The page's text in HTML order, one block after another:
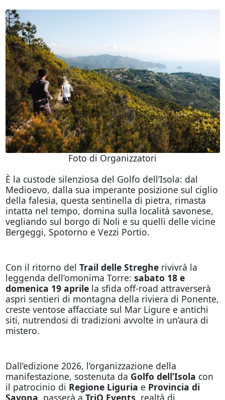
Foto di Organizzatori
È la custode silenziosa del Golfo dell’Isola: dal
Medioevo, dalla sua imperante posizione sul ciglio
della falesia, questa sentinella di pietra, rimasta
intatta nel tempo, domina sulla località savonese,
vegliando sul borgo di Noli e su quelli delle vicine
Bergeggi, Spotorno e Vezzi Portio.
Con il ritorno del Trail delle Streghe rivivrà la
leggenda dell’omonima Torre: sabato 18 e
domenica 19 aprilela sfida off-road attraverserà
aspri sentieri di montagna della riviera di Ponente,
creste ventose affacciate sul Mar Ligure e antichi
siti, nutrendosi di tradizioni avvolte in un’aura di
mistero.
Dall’edizione 2026, l’organizzazione della
manifestazione, sostenuta da Golfo dell’Isola con
il patrocinio di Regione Liguria e Provincia di
Savona , passerà a TriO Events , realtà di